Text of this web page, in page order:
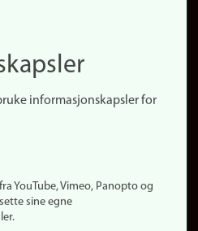
informasjonskapsler for
YouTube, Vimeo, Panopto og
sine egne